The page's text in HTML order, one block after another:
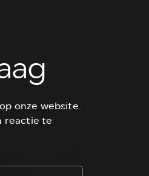
onze website.
reactie te